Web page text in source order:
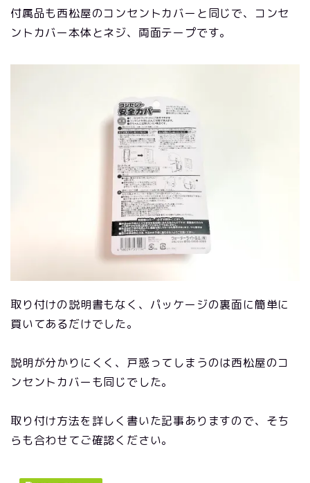
付属品も西松屋のコンセントカバーと同じで、コンセ
ントカバー本体とネジ、両面テープです。
取り付けの説明書もなく、パッケージの裏面に簡単に
買いてあるだけでした。
説明が分かりにくく、戸惑ってしまうのは西松屋のコ
ンセントカバーも同じでした。
取り付け方法を詳しく書いた記事ありますので、そち
らも合わせてご確認ください。